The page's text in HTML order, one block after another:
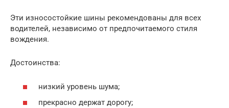
Эти износостойкие шины рекомендованы для всех
водителей, независимо от предпочитаемого стиля
вождения.
Достоинства:
низкий уровень шума;
прекрасно держат дорогу;